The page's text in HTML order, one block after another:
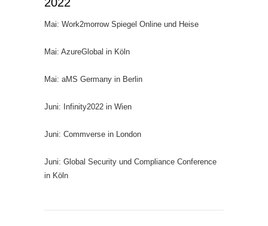
Mai: Work2morrow Spiegel Online und Heise
Mai: AzureGlobal in Köln
Mai: aMS Germany in Berlin
Juni: Infinity2022 in Wien
Juni: Commverse in London
Juni: Global Security und Compliance Conference
in Köln